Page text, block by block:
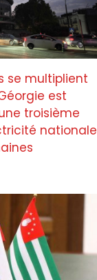
se multiplient
est
troisième
nationale